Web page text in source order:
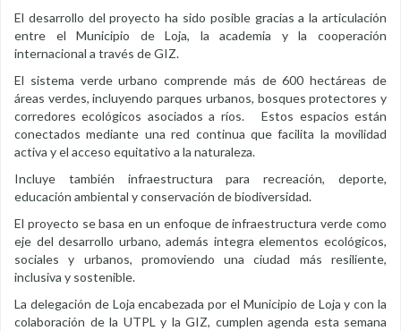
El desarrollo del proyecto ha sido posible gracias a la articulación
entre el Municipio de Loja, la academia y la cooperación
internacional a través de GIZ.
El sistema verde urbano comprende más de 600 hectáreas de
áreas verdes, incluyendo parques urbanos, bosques protectores y
corredores ecológicos asociados a ríos. Estos espacios están
conectados mediante una red continua que facilita la movilidad
activa y el acceso equitativo a la naturaleza.
Incluye también infraestructura para recreación, deporte,
educación ambiental y conservación de biodiversidad.
El proyecto se basa en un enfoque de infraestructura verde como
eje del desarrollo urbano, además integra elementos ecológicos,
sociales y urbanos, promoviendo una ciudad más resiliente,
inclusiva y sostenible.
La delegación de Loja encabezada por el Municipio de Loja y con la
colaboración de la UTPL y la GIZ, cumplen agenda esta semana